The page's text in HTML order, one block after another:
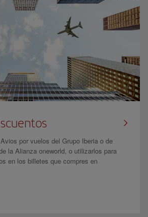
por vuelos del Grupo Iberia o de
la Alianza oneworld, o utilizarlos para
en los billetes que compres en